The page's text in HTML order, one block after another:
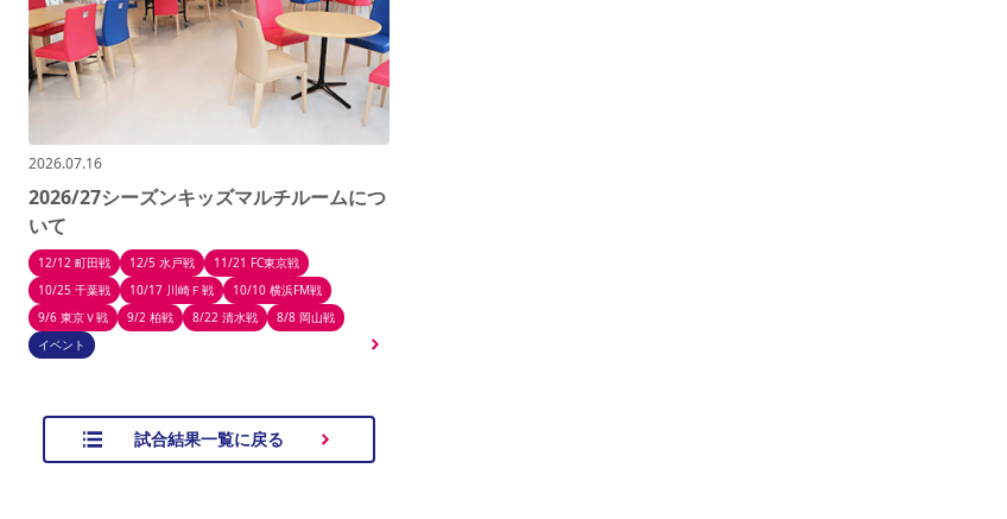
2026.07.16
2026/27シーズンキッズマルチルームにつ
いて
12/12 町田戦 12/5 水戸戦
11/21 FC東京戦
10/25 千葉戦
10/17 川崎Ｆ戦
10/10 横浜FM戦
9/6 東京Ｖ戦
9/2 柏戦 8/22 清水戦
8/8 岡山戦
イベント
試合結果一覧に戻る